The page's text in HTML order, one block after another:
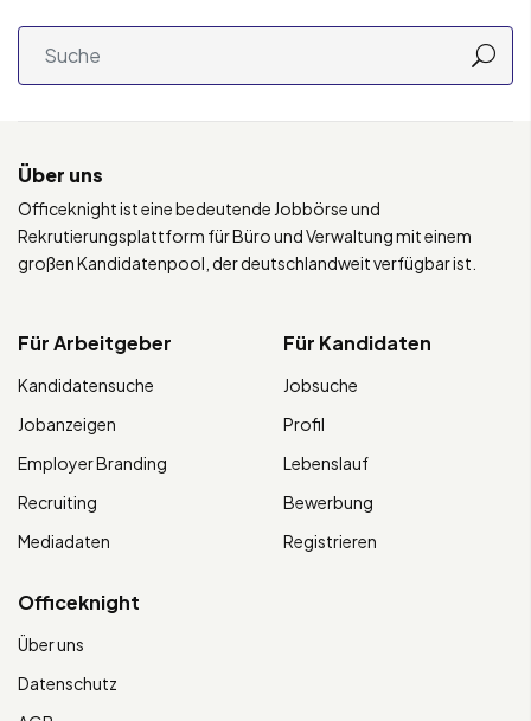
Über uns
Officeknight ist eine bedeutende Jobbörse und
Rekrutierungsplattform für Büro und Verwaltung mit einem
großen Kandidatenpool, der deutschlandweit verfügbar ist.
Für Arbeitgeber
Kandidatensuche
Jobanzeigen
Employer Branding
Recruiting
Mediadaten
Für Kandidaten
Jobsuche
Profil
Lebenslauf
Bewerbung
Registrieren
Officeknight
Über uns
Datenschutz